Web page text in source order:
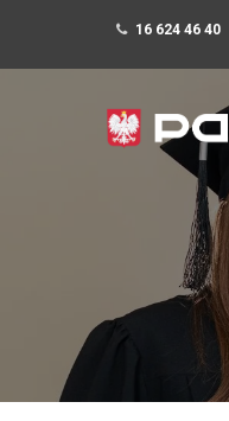
16 624 46 40